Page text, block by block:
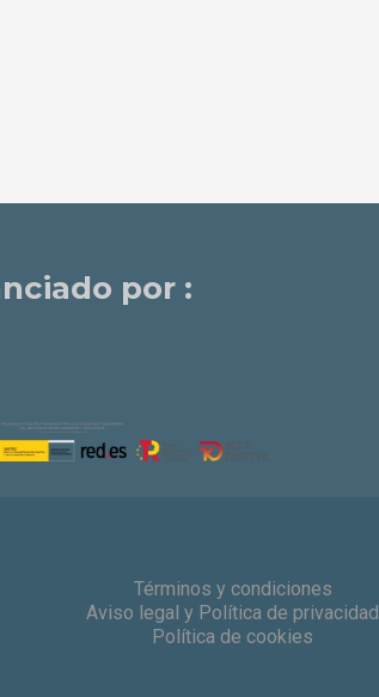
por :
Términos y condiciones
Aviso legal y Política de privacidad
Política de cookies